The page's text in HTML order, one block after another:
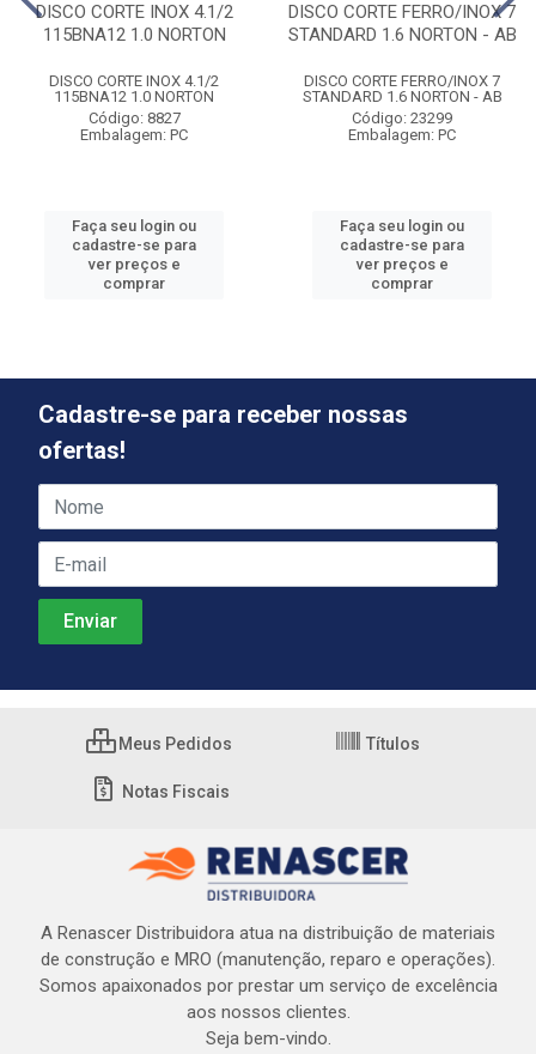
DISCO CORTE INOX 4.1/2
115BNA12 1.0 NORTON
DISCO CORTE INOX 4.1/2
115BNA12 1.0 NORTON
Código: 8827
Embalagem: PC
Faça seu login ou
cadastre-se para
ver preços e
comprar
DISCO CORTE FERRO/INOX 7
STANDARD 1.6 NORTON - AB
DISCO CORTE FERRO/INOX 7
STANDARD 1.6 NORTON - AB
Código: 23299
Embalagem: PC
Faça seu login ou
cadastre-se para
ver preços e
comprar
Cadastre-se para receber nossas
ofertas!
Meus Pedidos Títulos
Notas Fiscais
A Renascer Distribuidora atua na distribuição de materiais
de construção e MRO (manutenção, reparo e operações).
Somos apaixonados por prestar um serviço de excelência
aos nossos clientes.
Seja bem-vindo.